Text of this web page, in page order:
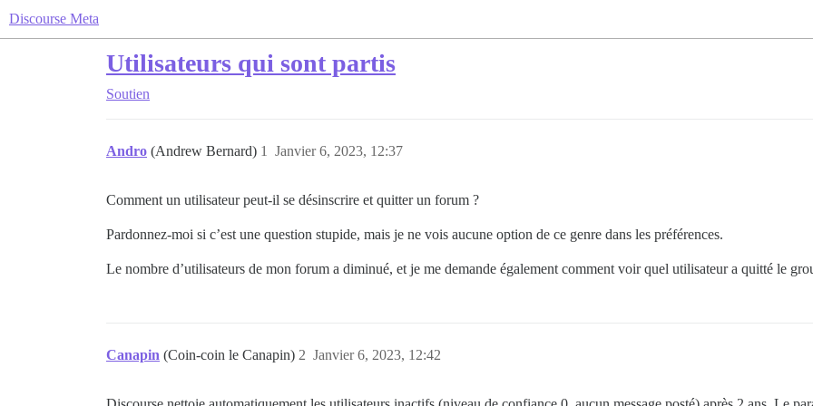
Discourse Meta
Utilisateurs qui sont partis
Soutien
Andro (Andrew Bernard) Janvier 6, 2023, 12:37
1
Comment un utilisateur peut-il se désinscrire et quitter un forum ?
Pardonnez-moi si c’est une question stupide, mais je ne vois aucune option de ce genre dans les préférences.
Le nombre d’utilisateurs de mon forum a diminué, et je me demande également comment voir quel utilisateur a quitté le
Canapin (Coin-coin le Canapin) Janvier 6, 2023, 12:42
2